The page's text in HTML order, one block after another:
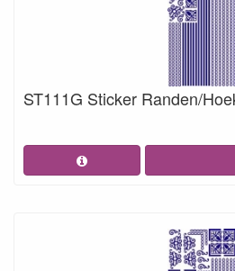
ST111G Sticker Randen/